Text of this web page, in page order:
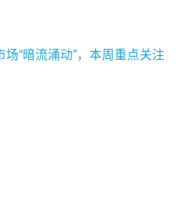
“暗流涌动”，本周重点关注